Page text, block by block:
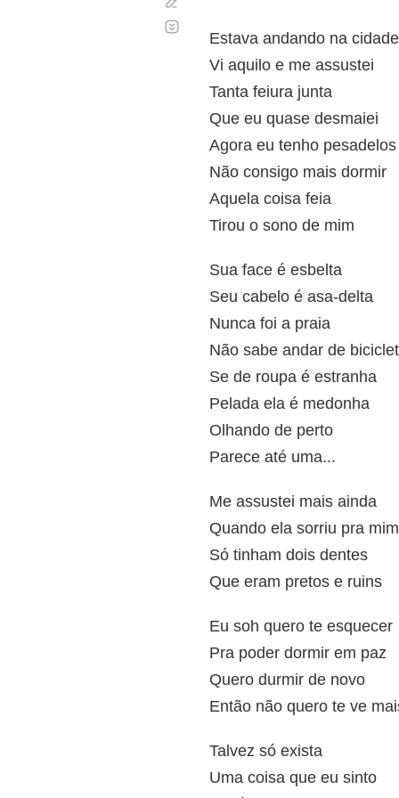
Estava andando na cidade
Vi aquilo e me assustei
Tanta feiura junta
Que eu quase desmaiei
Agora eu tenho pesadelos
Não consigo mais dormir
Aquela coisa feia
Tirou o sono de mim
Sua face é esbelta
Seu cabelo é asa-delta
Nunca foi a praia
Não sabe andar de
Se de roupa é estranha
Pelada ela é medonha
Olhando de perto
Parece até uma...
Me assustei mais ainda
Quando ela sorriu pra mim
Só tinham dois dentes
Que eram pretos e ruins
Eu soh quero te esquecer
Pra poder dormir em paz
Quero durmir de novo
Então não quero te ve
Talvez só exista
Uma coisa que eu sinto
automático